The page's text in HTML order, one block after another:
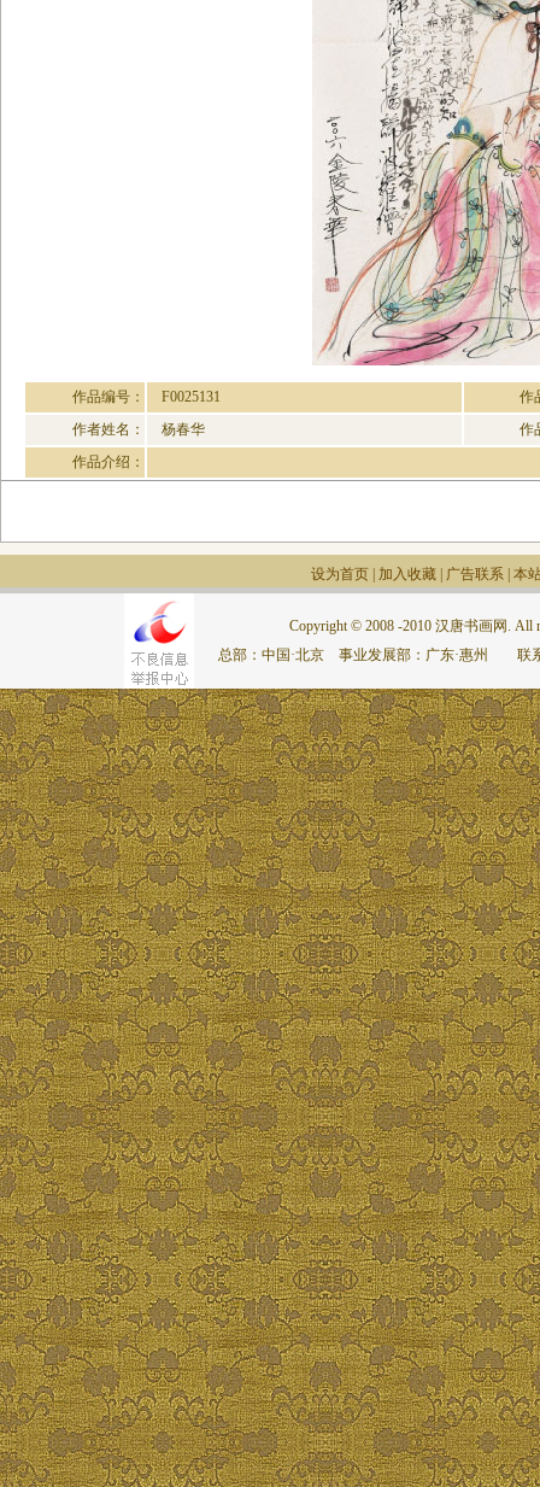
作品编号： F0025131
作
作者姓名：
杨春华
作
作品介绍：
设为首页 加入收藏 广告联系 本
Copyright © 2008 -2010 汉唐书画网. All
总部：中国·北京 事业发展部：广东·惠州 联系